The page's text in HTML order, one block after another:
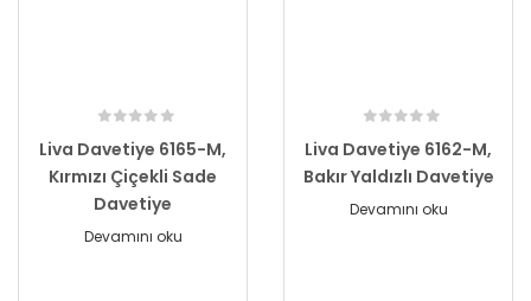
Liva Davetiye 6165-M,
Kırmızı Çiçekli Sade
Davetiye
Devamını oku
Liva Davetiye 6162-M,
Bakır Yaldızlı Davetiye
Devamını oku